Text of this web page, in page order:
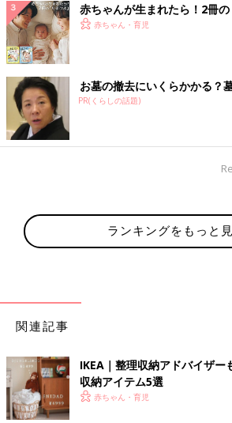
赤ちゃんが生まれたら！2冊の
赤ちゃん・育児
お墓の撤去にいくらかかる？
PR(くらしの話題)
ランキングをもっと
関連記事
IKEA｜整理収納アドバイザー
収納アイテム5選
赤ちゃん・育児